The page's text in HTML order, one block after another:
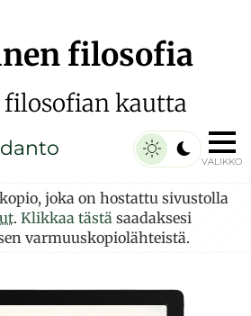
filosofia
filosofian kautta
VALIKKO
joka on hostattu sivustolla
. Klikkaa tästäsaadaksesi
varmuuskopiolähteistä.